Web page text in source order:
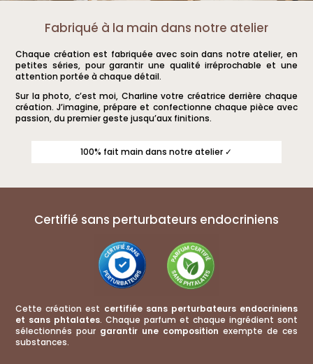
Fabriqué à la main dans notre atelier
Chaque création est fabriquée avec soin dans notre atelier, en
petites séries, pour garantir une qualité irréprochable et une
attention portée à chaque détail.
Sur la photo, c’est moi, Charline votre créatrice derrière chaque
création. J’imagine, prépare et confectionne chaque pièce avec
passion, du premier geste jusqu’aux finitions.
100% fait main dans notre atelier ✓
Certifié sans perturbateurs endocriniens
Cette création est certifiée sans perturbateurs endocriniens
et sans phtalates. Chaque parfum et chaque ingrédient sont
sélectionnés pour garantir une composition exempte de ces
substances.